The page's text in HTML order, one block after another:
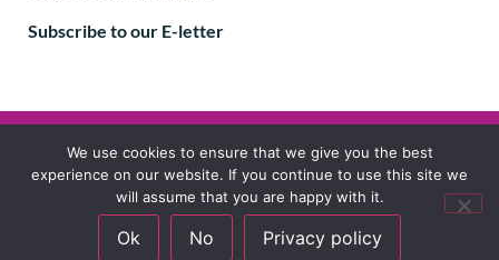
Subscribe to our E-letter
Follow us
© 2024 StreetNet International
We use cookies to ensure that we give you the best
experience on our website. If you continue to use this site we
will assume that you are happy with it.
Ok No Privacy policy